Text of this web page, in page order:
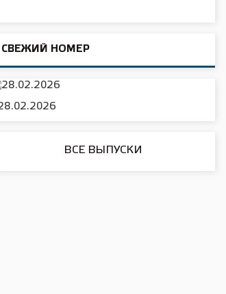
СВЕЖИЙ НОМЕР
ВСЕ ВЫПУСКИ